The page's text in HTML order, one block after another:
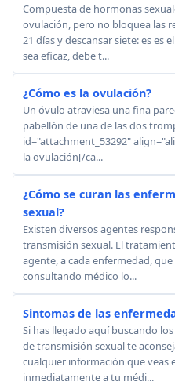
Compuesta de hormonas
ovulación, pero no bloquea las
21 días y descansar siete: es es
sea eficaz, debe t...
¿Cómo es la ovulación?
Un óvulo atraviesa una fina
pabellón de una de las dos
id="attachment_53292"
la ovulación[/ca...
¿Cómo se curan las
sexual?
Existen diversos agentes
transmisión sexual. El
agente, a cada enfermedad,
consultando médico lo...
Sintomas de las
Si has llegado aquí buscando
de transmisión sexual te
cualquier información que veas
inmediatamente a tu médi...